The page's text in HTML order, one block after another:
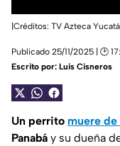
|Créditos: TV Azteca
Publicado 25/11/2025 | 🕑
Escrito por: Luis Cisneros
Un perrito muere
Panabá y su dueña